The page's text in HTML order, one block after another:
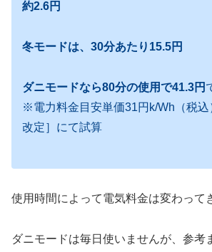
約2.6円
冬モードは、30分あたり15.5円
ダニモードなら80分の使用で41.3円
※電力料金目安単価31円k/Wh（税込
改定］にて試算
使用時間によって電気料金は変わって
ダニモードは毎日使いませんが、参考